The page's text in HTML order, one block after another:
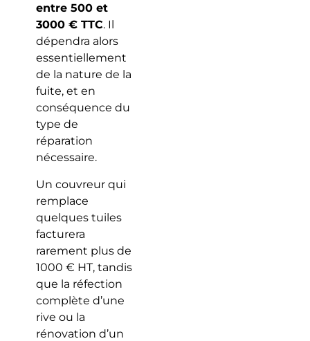
entre 500 et
3000 € TTC. Il
dépendra alors
essentiellement
de la nature de la
fuite, et en
conséquence du
type de
réparation
nécessaire.
Un couvreur qui
remplace
quelques tuiles
facturera
rarement plus de
1000 € HT, tandis
que la réfection
complète d’une
rive ou la
rénovation d’un